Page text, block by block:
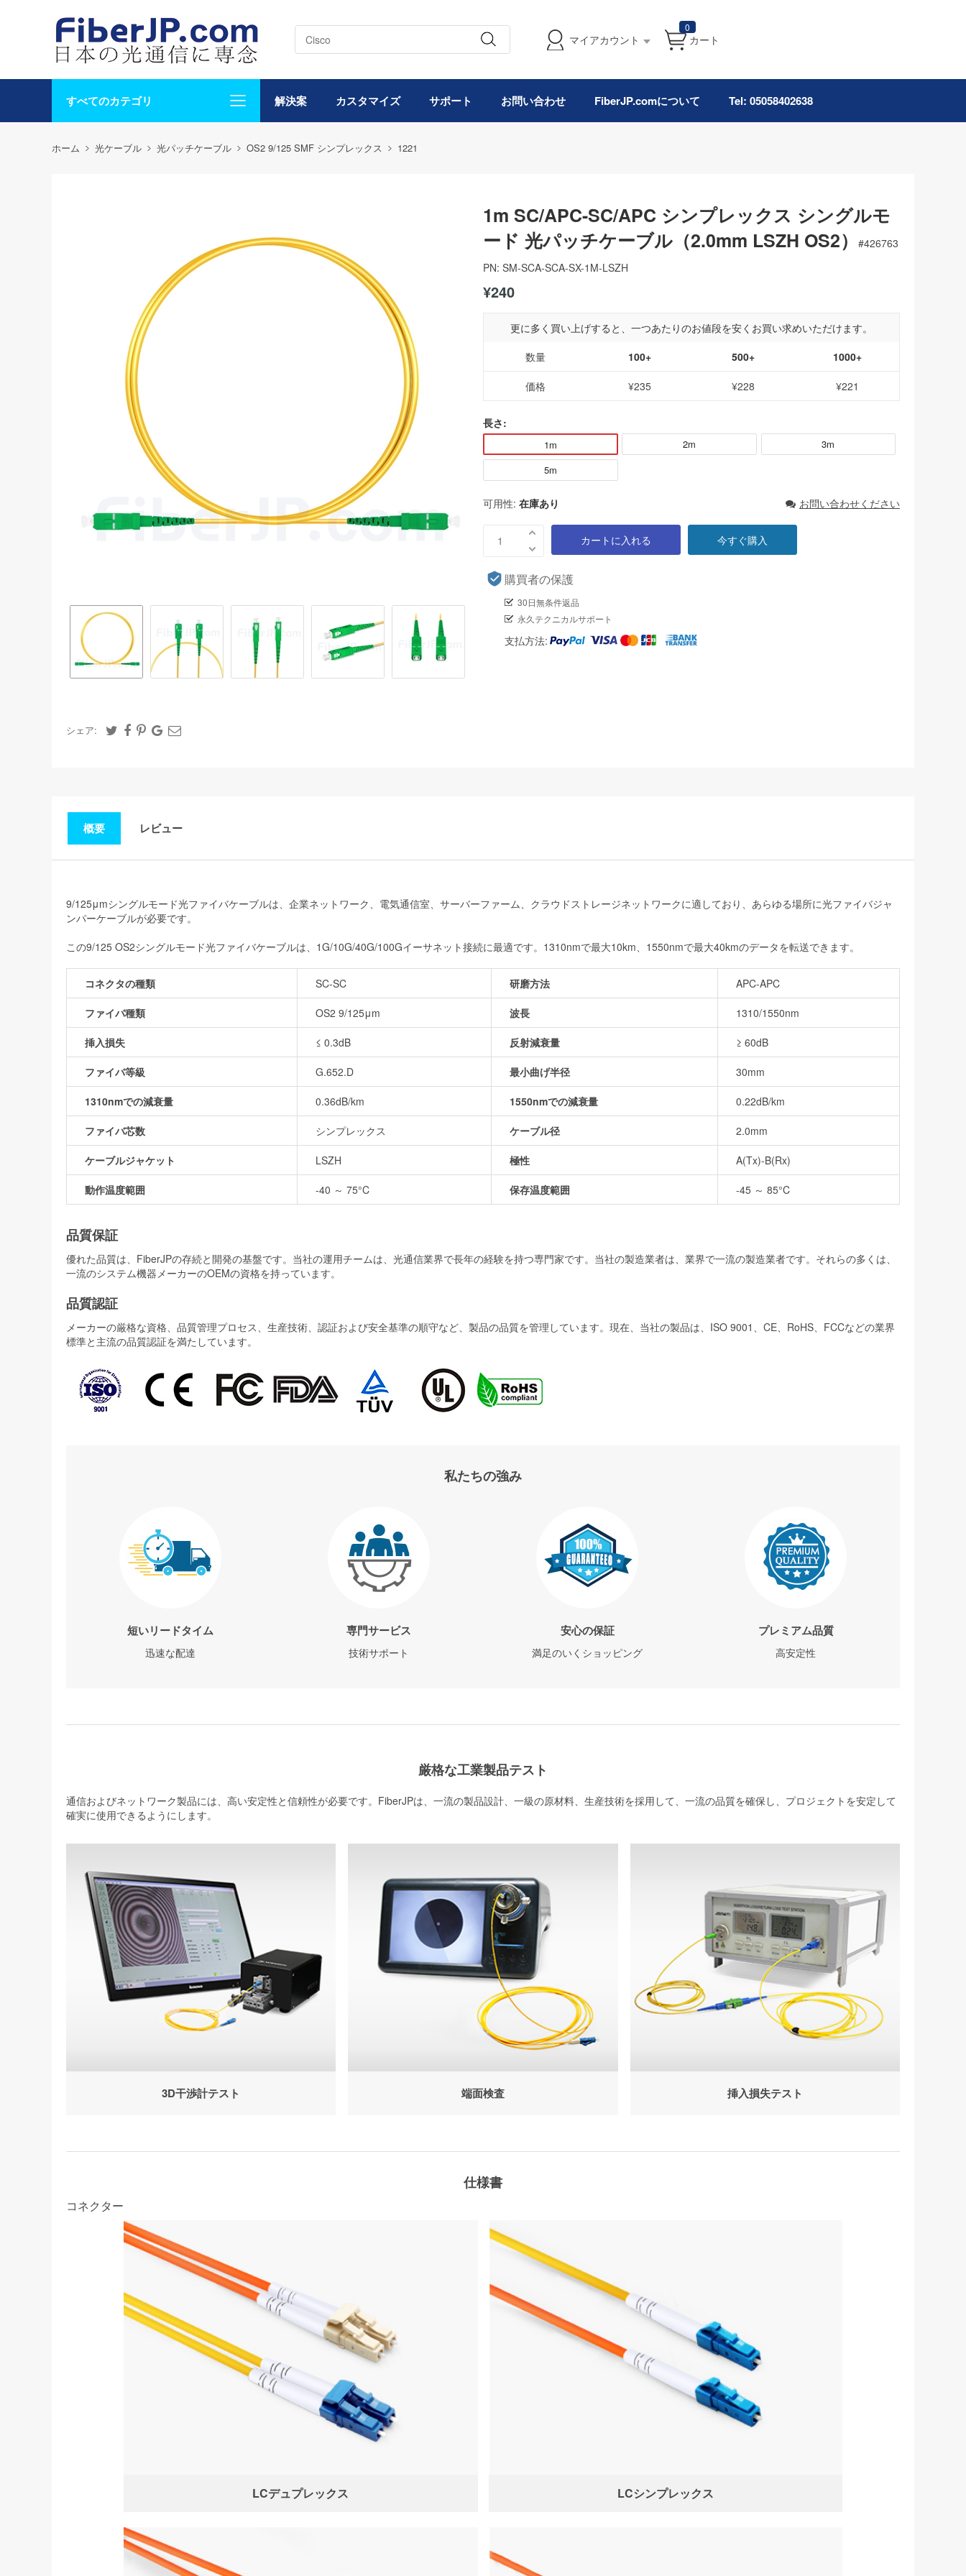
マイアカウント
0
カート
すべてのカテゴリ 解決案 カスタマイズ サポート お問い合わせ FiberJP.comについて Tel: 05058402638
ホーム 光ケーブル 光パッチケーブル OS2 9/125 SMF シンプレックス 1221
シェア:
1m SC/APC-SC/APC シンプレックス シングルモ
ード 光パッチケーブル（2.0mm LSZH OS2）
#426763
PN: SM-SCA-SCA-SX-1M-LSZH
¥240
更に多く買い上げすると、一つあたりのお値段を安くお買い求めいただけます。
数量
100+ 500+ 1000+
価格 ¥235 ¥228 ¥221
長さ:
1m 2m
3m
5m
可用性: 在庫あり お問い合わせください
カートに入れる 今すぐ購入
購買者の保護
30日無条件返品
永久テクニカルサポート
支払方法:
概要 レビュー
9/125μmシングルモード光ファイバケーブルは、企業ネットワーク、電気通信室、サーバーファーム、クラウドストレージネットワークに適しており、あらゆる場所に光ファイバジャ
ンパーケーブルが必要です。
この9/125 OS2シングルモード光ファイバケーブルは、1G/10G/40G/100Gイーサネット接続に最適です。1310nmで最大10km、1550nmで最大40kmのデータを転送できます。
コネクタの種類 SC-SC 研磨方法 APC-APC
ファイバ種類 OS2 9/125μm 波長 1310/1550nm
挿入損失 ≤ 0.3dB 反射減衰量 ≥ 60dB
ファイバ等級 G.652.D 最小曲げ半径 30mm
1310nmでの減衰量 0.36dB/km 1550nmでの減衰量 0.22dB/km
ファイバ芯数 シンプレックス ケーブル径 2.0mm
ケーブルジャケット LSZH 極性 A(Tx)-B(Rx)
動作温度範囲 -40 ～ 75°C 保存温度範囲 -45 ～ 85°C
品質保証
優れた品質は、FiberJPの存続と開発の基盤です。当社の運用チームは、光通信業界で長年の経験を持つ専門家です。当社の製造業者は、業界で一流の製造業者です。それらの多くは、
一流のシステム機器メーカーのOEMの資格を持っています。
品質認証
メーカーの厳格な資格、品質管理プロセス、生産技術、認証および安全基準の順守など、製品の品質を管理しています。現在、当社の製品は、ISO 9001、CE、RoHS、FCCなどの業界
標準と主流の品質認証を満たしています。
私たちの強み
短いリードタイム
迅速な配達
専門サービス
技術サポート
安心の保証
満足のいくショッピング
プレミアム品質
高安定性
厳格な工業製品テスト
通信およびネットワーク製品には、高い安定性と信頼性が必要です。FiberJPは、一流の製品設計、一級の原材料、生産技術を採用して、一流の品質を確保し、プロジェクトを安定して
確実に使用できるようにします。
3D干渉計テスト 端面検査 挿入損失テスト
仕様書
コネクター
LCデュプレックス LCシンプレックス